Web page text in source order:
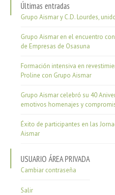
Últimas entradas
Grupo Aismar y C.D. Lourdes,
Grupo Aismar en el encuentro
de Empresas de Osasuna
Formación intensiva en
Proline con Grupo Aismar
Grupo Aismar celebró su 40
emotivos homenajes y
Éxito de participantes en las
Aismar
USUARIO ÁREA PRIVADA
Cambiar contraseña
Salir